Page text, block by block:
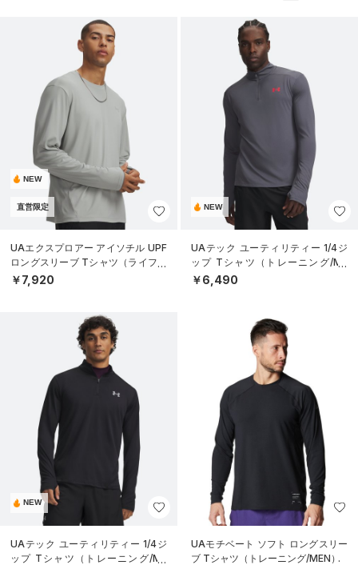
NEW
直営限定
UAエクスプロアー アイソチル UPF
ロングスリーブ Tシャツ（ライフス
タイル/MEN）
￥7,920
NEW
UAテック ユーティリティー 1/4ジ
ップ Tシャツ（トレーニング/ME
N）
￥6,490
NEW
UAテック ユーティリティー 1/4ジ
ップ Tシャツ（トレーニング/ME
UAモチベート ソフト ロングスリー
ブ Tシャツ（トレーニング/MEN）